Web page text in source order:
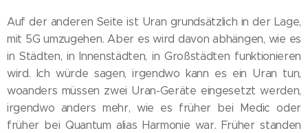
Auf der anderen Seite ist Uran grundsätzlich in der Lage,
mit 5G umzugehen. Aber es wird davon abhängen, wie es
in Städten, in Innenstädten, in Großstädten funktionieren
wird. Ich würde sagen, irgendwo kann es ein Uran tun,
woanders müssen zwei Uran-Geräte eingesetzt werden,
irgendwo anders mehr, wie es früher bei Medic oder
früher bei Quantum alias Harmonie war. Früher standen